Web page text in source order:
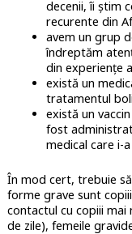
decenii, îi știm
recurente din
avem un grup
îndreptăm
din experiențe
există un
tratamentul
există un
fost
medical care i-
În mod cert, trebuie
forme grave sunt
contactul cu copiii mai
de zile), femeile